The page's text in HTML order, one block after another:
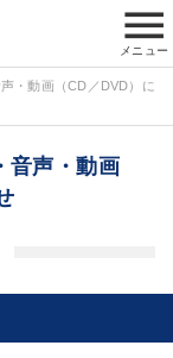
menu
メニュー
・動画（CD／DVD）に
音声・動画